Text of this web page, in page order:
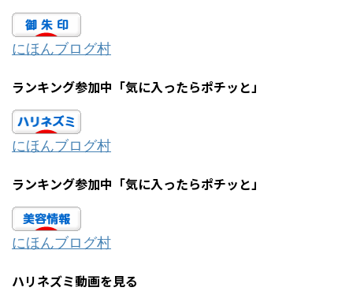
にほんブログ村
ランキング参加中「気に入ったらポチッと」
にほんブログ村
ランキング参加中「気に入ったらポチッと」
にほんブログ村
ハリネズミ動画を見る